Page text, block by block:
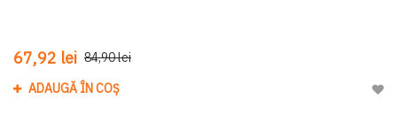
67,92 lei 84,90 lei
ADAUGĂ ÎN COȘ